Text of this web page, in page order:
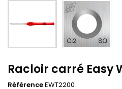
Racloir carré Easy
RéférenceEWT2200